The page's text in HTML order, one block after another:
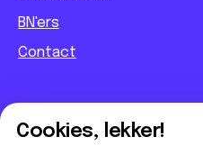
BN'ers
Contact
Informatief
Cookies, lekker!